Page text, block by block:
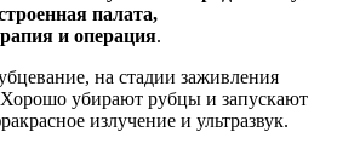
палата,
и операция.
на стадии заживления
Хорошо убирают рубцы и запускают
излучение и ультразвук.